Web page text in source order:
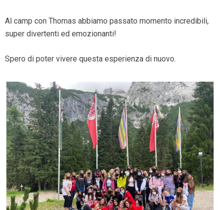
Al camp con Thomas abbiamo passato momento incredibili,
super divertenti ed emozionanti!
Spero di poter vivere questa esperienza di nuovo.